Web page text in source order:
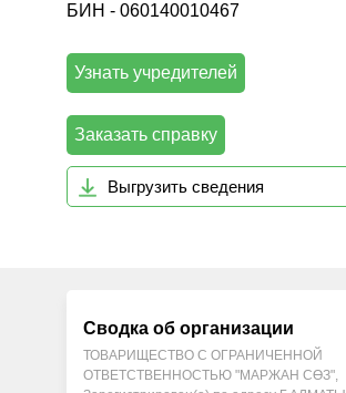
БИН - 060140010467
Узнать учредителей
Заказать справку
Выгрузить сведения
Сводка об организации
ТОВАРИЩЕСТВО С ОГРАНИЧЕННОЙ
ОТВЕТСТВЕННОСТЬЮ "МАРЖАН СӨЗ",